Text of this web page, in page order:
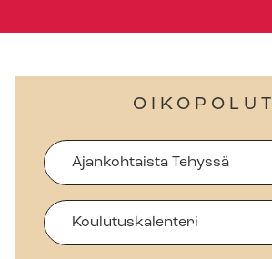
OIKOPOLUT
Ajankohtaista Tehyssä
Koulutuskalenteri